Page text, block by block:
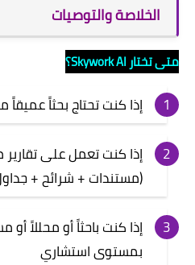
الخلاصة والتوصيات
متى تختار Skywork AI؟
إذا كنت تحتاج بحثاً
إذا كنت تعمل على تقارير
(مستندات + شرائح +
إذا كنت باحثاً أو محللاً
بمستوى استشاري